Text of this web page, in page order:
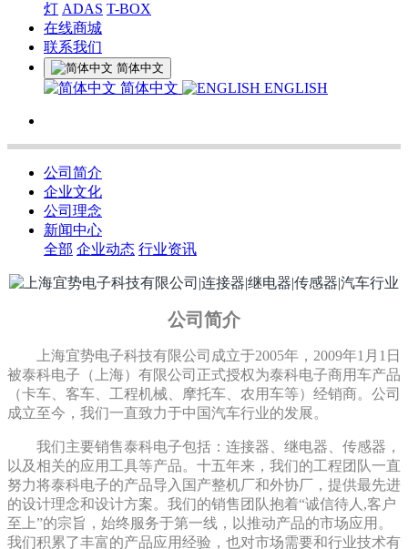
灯 ADAS T-BOX
在线商城
联系我们
简体中文
简体中文 ENGLISH
公司简介
企业文化
公司理念
新闻中心
全部 企业动态 行业资讯
公司简介
上海宜势电子科技有限公司成立于2005年，2009年1月1日
被泰科电子（上海）有限公司正式授权为泰科电子商用车产品
（卡车、客车、工程机械、摩托车、农用车等）经销商。公司
成立至今，我们一直致力于中国汽车行业的发展。
我们主要销售泰科电子包括：连接器、继电器、传感器，
以及相关的应用工具等产品。十五年来，我们的工程团队一直
努力将泰科电子的产品导入国产整机厂和外协厂，提供最先进
的设计理念和设计方案。我们的销售团队抱着“诚信待人,客户
至上”的宗旨，始终服务于第一线，以推动产品的市场应用。
我们积累了丰富的产品应用经验，也对市场需要和行业技术有